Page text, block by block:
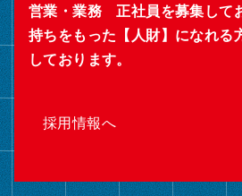
営業・業務 正社員を募集して
持ちをもった【人財】になれる
しております。
採用情報へ